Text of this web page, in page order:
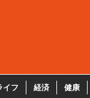
イフ 経済 健康